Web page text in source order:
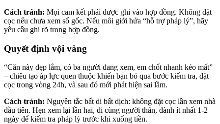
Cách tránh: Mọi cam kết phải được ghi vào hợp đồng. Không đặt
cọc nếu chưa xem sổ gốc. Nếu môi giới hứa “hỗ trợ pháp lý”, hãy
yêu cầu ghi rõ trong hợp đồng.
Quyết định vội vàng
“Căn này đẹp lắm, có ba người đang xem, em chốt nhanh kẻo mất”
– chiêu tạo áp lực quen thuộc khiến bạn bỏ qua bước kiểm tra, đặt
cọc trong vòng 24h, và sau đó mới phát hiện sai lầm.
Cách tránh: Nguyên tắc bất di bất dịch: không đặt cọc lần xem nhà
đầu tiên. Hẹn xem lại lần hai, đi cùng người thân, dành ít nhất 1-2
ngày để kiểm tra pháp lý trước khi xuống tiền.